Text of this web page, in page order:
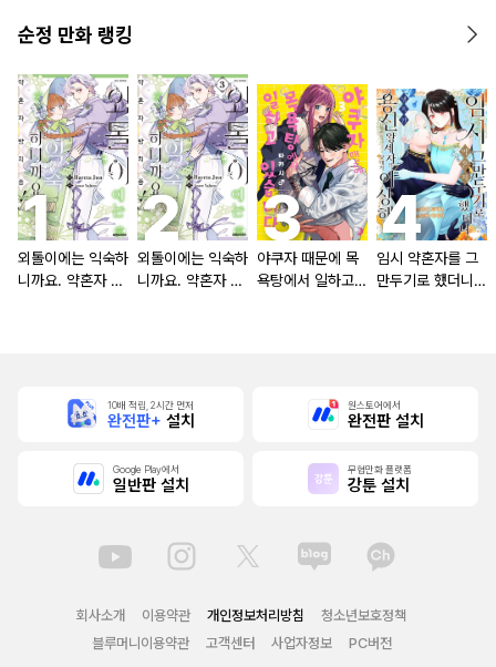
순정 만화 랭킹
외톨이에는 익숙하
니까요. 약혼자 방
외톨이에는 익숙하
니까요. 약혼자 방
야쿠자 때문에 목
욕탕에서 일하고
임시 약혼자를 그
만두기로 했더니
10배 적립, 2시간 먼저
완전판+ 설치
원스토어에서
완전판 설치
Google Play에서
일반판 설치
무협만화 플랫폼
강툰 설치
회사소개 이용약관 개인정보처리방침
청소년보호정책
블루머니이용약관
고객센터 사업자정보 PC버전